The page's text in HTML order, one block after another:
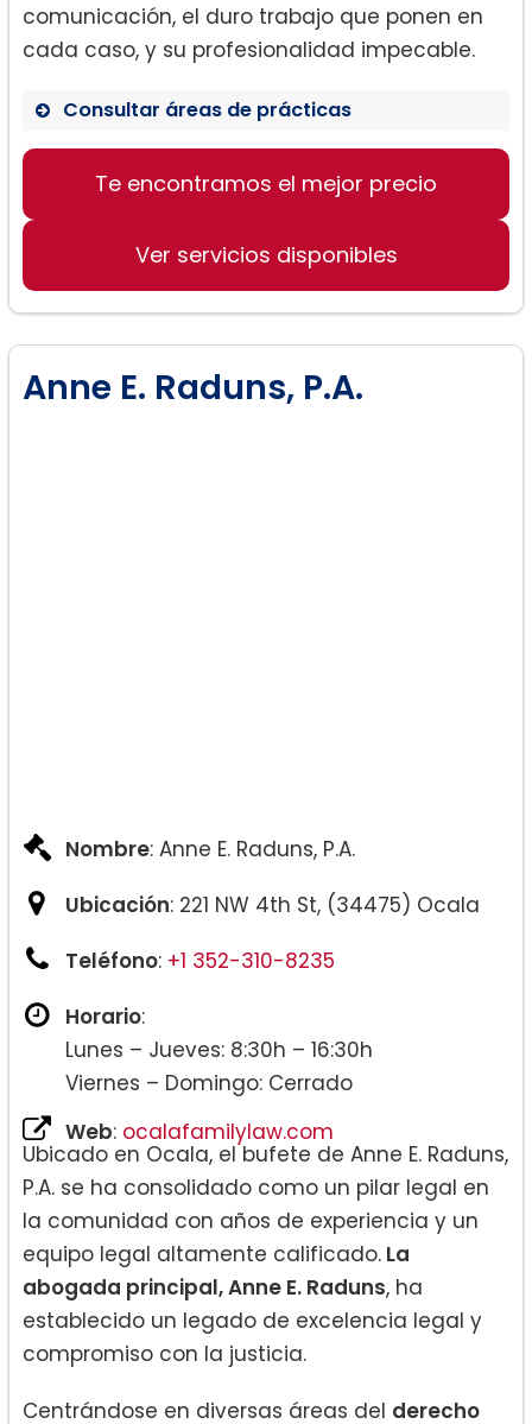
comunicación, el duro trabajo que ponen en
cada caso, y su profesionalidad impecable.
Consultar áreas de prácticas
Derecho de Familia – Divorcios
Servicios Legales Varios
Te encontramos el mejor precio
Ver servicios disponibles
Anne E. Raduns, P.A.
Nombre: Anne E. Raduns, P.A.
Ubicación: 221 NW 4th St, (34475) Ocala
Teléfono: +1 352-310-8235
Horario:
Lunes – Jueves: 8:30h – 16:30h
Viernes – Domingo: Cerrado
Web: ocalafamilylaw.com
Ubicado en Ocala, el bufete de Anne E. Raduns,
P.A. se ha consolidado como un pilar legal en
la comunidad con años de experiencia y un
equipo legal altamente calificado. La
abogada principal, Anne E. Raduns, ha
establecido un legado de excelencia legal y
compromiso con la justicia.
Centrándose en diversas áreas del derecho